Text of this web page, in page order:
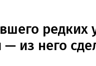
редких
из него